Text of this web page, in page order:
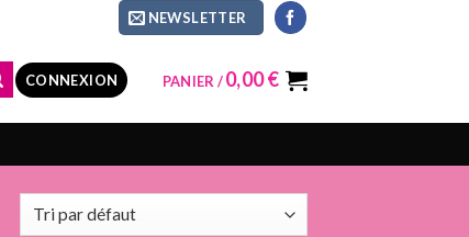
NEWSLETTER
CONNEXION PANIER /0,00€